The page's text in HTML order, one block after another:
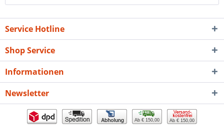
Service Hotline
Shop Service
Informationen
Newsletter
Ab € 150,00 Ab € 150,00